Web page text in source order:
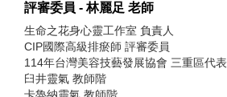
評審委員 - 林麗足 老師
生命之花身心靈工作室 負責人
CIP國際高級排瘀師 評審委員
114年台灣美容技藝發展協會 三重區代表
臼井靈氣 教師階